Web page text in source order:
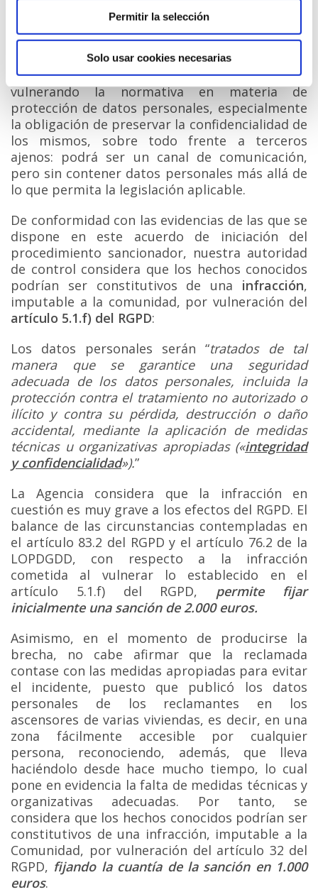
Permitir la selección
Solo usar cookies necesarias
Por último, concluye la AEPD manifestando que
aunque se haya acordado que el ascensor es el
lugar de comunicación que han decidido utilizar
los vecinos y/o los socios cooperativistas, no
significa que dichas comunicaciones se realicen
vulnerando la normativa en materia de
protección de datos personales, especialmente
la obligación de preservar la confidencialidad de
los mismos, sobre todo frente a terceros
ajenos: podrá ser un canal de comunicación,
pero sin contener datos personales más allá de
lo que permita la legislación aplicable.
De conformidad con las evidencias de las que se
dispone en este acuerdo de iniciación del
procedimiento sancionador, nuestra autoridad
de control considera que los hechos conocidos
podrían ser constitutivos de una infracción,
imputable a la comunidad, por vulneración del
artículo 5.1.f) del RGPD:
Los datos personales serán “tratados de tal
manera que se garantice una seguridad
adecuada de los datos personales, incluida la
protección contra el tratamiento no autorizado o
ilícito y contra su pérdida, destrucción o daño
accidental, mediante la aplicación de medidas
técnicas u organizativas apropiadas («integridad
y confidencialidad»).”
La Agencia considera que la infracción en
cuestión es muy grave a los efectos del RGPD. El
balance de las circunstancias contempladas en
el artículo 83.2 del RGPD y el artículo 76.2 de la
LOPDGDD, con respecto a la infracción
cometida al vulnerar lo establecido en el
artículo 5.1.f) del RGPD, permite fijar
inicialmente una sanción de 2.000 euros.
Asimismo, en el momento de producirse la
brecha, no cabe afirmar que la reclamada
contase con las medidas apropiadas para evitar
el incidente, puesto que publicó los datos
personales de los reclamantes en los
ascensores de varias viviendas, es decir, en una
zona fácilmente accesible por cualquier
persona, reconociendo, además, que lleva
haciéndolo desde hace mucho tiempo, lo cual
pone en evidencia la falta de medidas técnicas y
organizativas adecuadas. Por tanto, se
considera que los hechos conocidos podrían ser
constitutivos de una infracción, imputable a la
Comunidad, por vulneración del artículo 32 del
RGPD, fijando la cuantía de la sanción en 1.000
euros.